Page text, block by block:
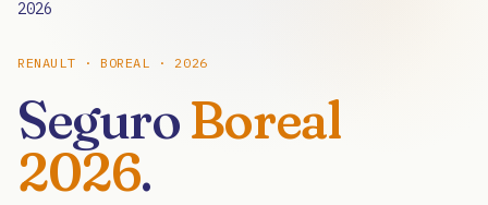
2026
RENAULT ·BOREAL · 2026
SeguroBoreal
2026.